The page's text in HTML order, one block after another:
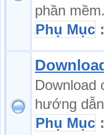
phần mềm.
Phụ Mục :
Download
hướng
Phụ Mục :